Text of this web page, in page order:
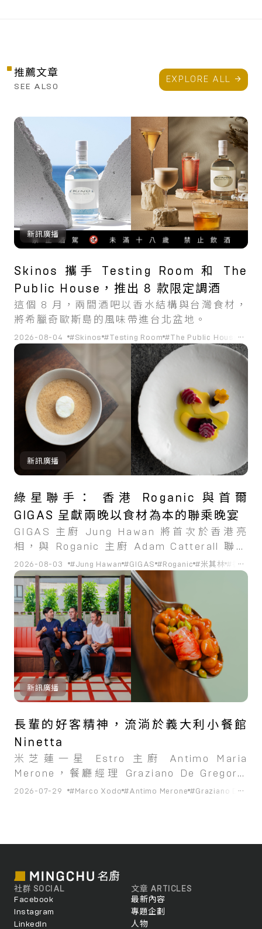
推薦文章
SEE ALSO
EXPLORE ALL
新訊廣播
Skinos 攜手 Testing Room 和 The
Public House，推出 8 款限定調酒
這個 8 月，兩間酒吧以香水結構與台灣食材，
將希臘奇歐斯島的風味帶進台北盆地。
2026-08-04 #Skinos #Testing Room #The Public House #調酒
...
新訊廣播
綠星聯手： 香港 Roganic 與首爾
GIGAS 呈獻兩晚以食材為本的聯乘晚宴
GIGAS 主廚 Jung Hawan 將首次於香港亮
相，與 Roganic 主廚 Adam Catterall 聯袂
獻藝。
2026-08-03 #Jung Hawan #GIGAS #Roganic #米其林 #香港
...
新訊廣播
長輩的好客精神，流淌於義大利小餐館
Ninetta
米芝蓮一星 Estro 主廚 Antimo Maria
Merone，餐廳經理 Graziano De Gregorio
以及前 Testina 主廚 Marco Xodo 共同創
2026-07-29 #Marco Xodo #Antimo Merone #Graziano De
...
社群 SOCIAL
Facebook
Instagram
LinkedIn
文章 ARTICLES
最新內容
專題企劃
人物